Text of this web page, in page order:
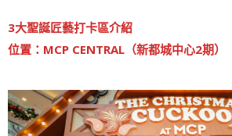
3大聖誕匠藝打卡區介紹
位置：MCP CENTRAL（新都城中心2期）